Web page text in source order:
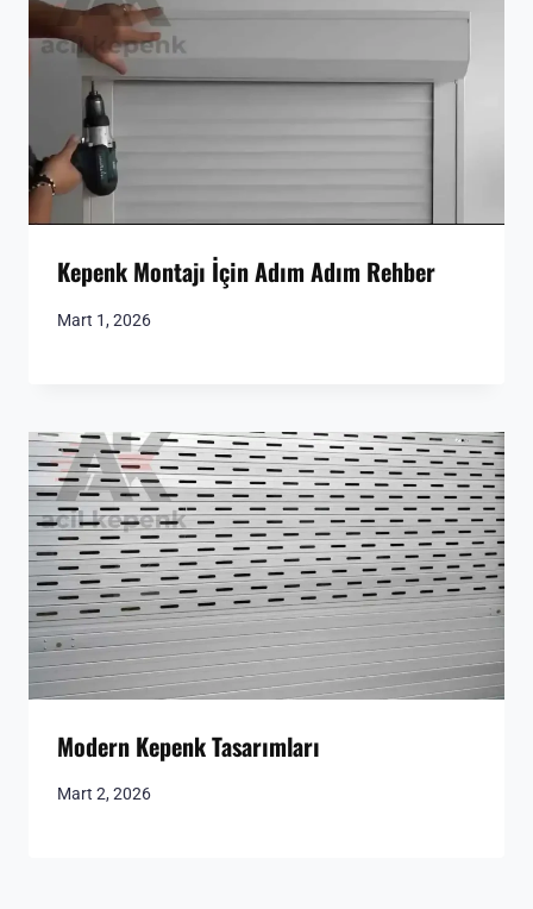
Kepenk Montajı İçin Adım Adım Rehber
Mart 1, 2026
Modern Kepenk Tasarımları
Mart 2, 2026